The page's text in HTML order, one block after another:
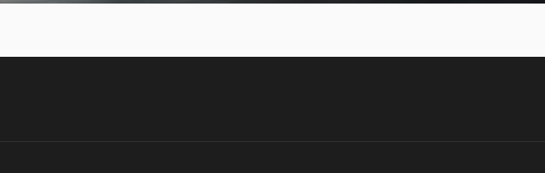
constructeur allemand de voitures de luxe BMW vient de dévoiler la version 2027 de son